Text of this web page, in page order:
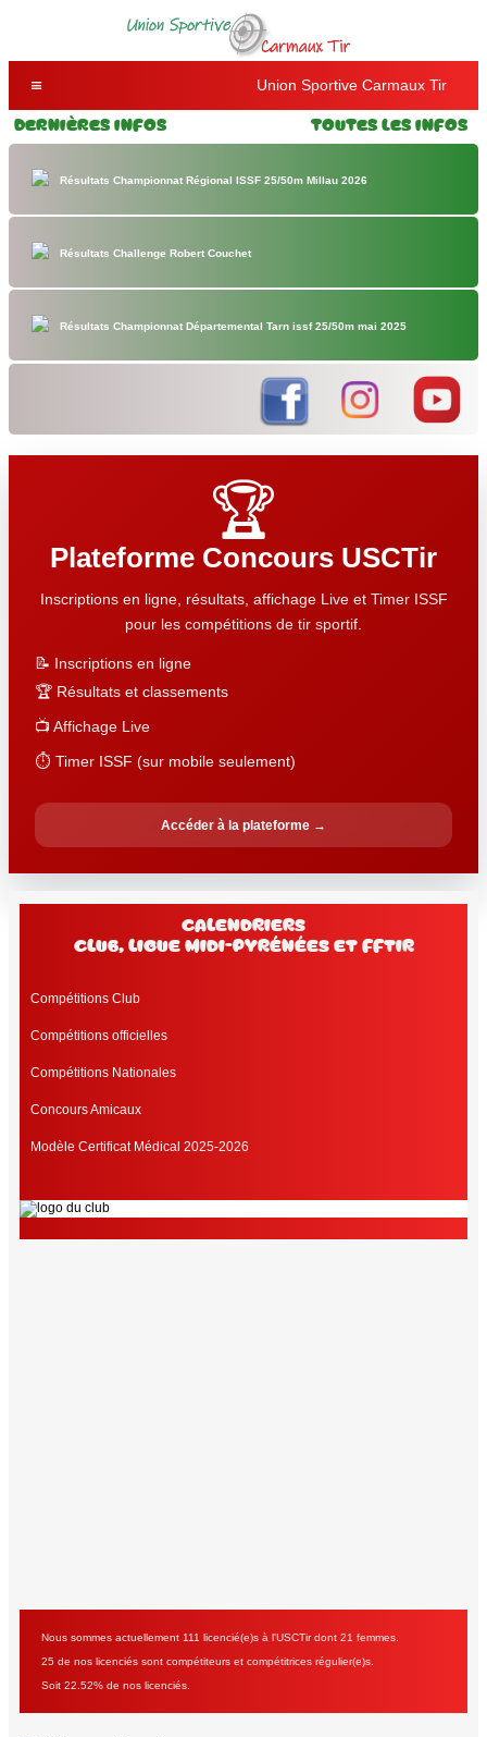
Union Sportive Carmaux Tir
Dernières Infos Toutes les Infos
Résultats Championnat Régional ISSF 25/50m Millau 2026
Résultats Challenge Robert Couchet
Résultats Championnat Départemental Tarn issf 25/50m mai 2025
🏆
Plateforme Concours USCTir
Inscriptions en ligne, résultats, affichage Live et Timer ISSF
pour les compétitions de tir sportif.
📝 Inscriptions en ligne
🏆 Résultats et classements
📺 Affichage Live
⏱️ Timer ISSF (sur mobile seulement)
Accéder à la plateforme →
Calendriers
club, Ligue Midi-Pyrénées et FFtir
Compétitions Club
Compétitions officielles
Compétitions Nationales
Concours Amicaux
Modèle Certificat Médical 2025-2026
Nous sommes actuellement 111 licencié(e)s à l'USCTir dont 21 femmes.
25 de nos licenciés sont compétiteurs et compétitrices régulier(e)s.
Soit 22.52% de nos licenciés.